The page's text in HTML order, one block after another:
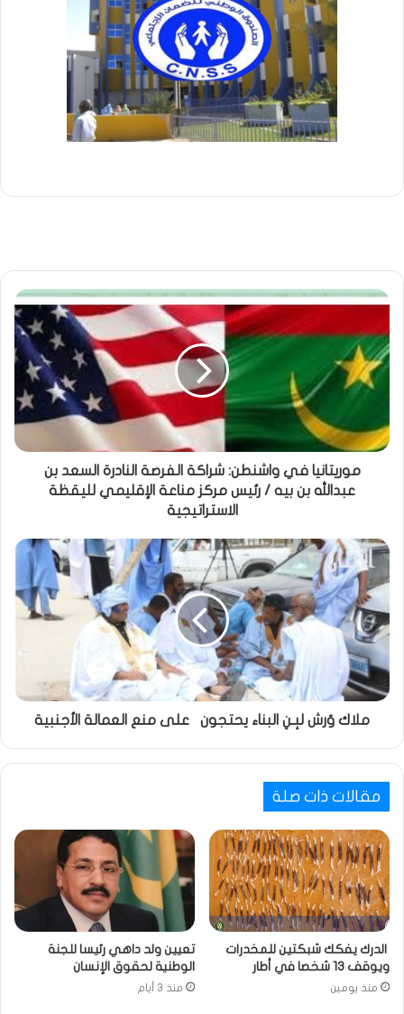
موريتانيا في واشنطن: شراكة الفرصة النادرة السعد بن
عبدالله بن بيه / رئيس مركز مناعة الإقليمي لليقظة
الاستراتيجية
ملاك وُرش لبِـنِ البناء يحتجون على منع العمالة الأجنبية
مقالات ذات صلة
الدرك يفكك شبكتين للمخدرات
ويوقف 13 شخصا في أطار
منذ يومين
تعيين ولد داهي رئيسا للجنة
الوطنية لحقوق الإنسان
منذ 3 أيام